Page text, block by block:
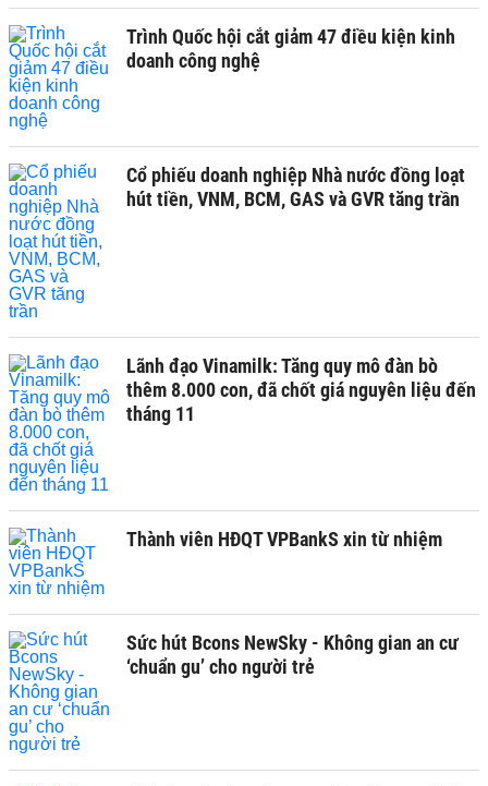
Trình Quốc hội cắt giảm 47 điều kiện kinh
doanh công nghệ
Cổ phiếu doanh nghiệp Nhà nước đồng loạt
hút tiền, VNM, BCM, GAS và GVR tăng trần
Lãnh đạo Vinamilk: Tăng quy mô đàn bò
thêm 8.000 con, đã chốt giá nguyên liệu đến
tháng 11
Thành viên HĐQT VPBankS xin từ nhiệm
Sức hút Bcons NewSky - Không gian an cư
‘chuẩn gu’ cho người trẻ